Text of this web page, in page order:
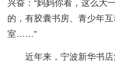
兴奋：“妈妈你看，这么大
的，有胶囊书房、青少年
室……”
近年来，宁波新华书